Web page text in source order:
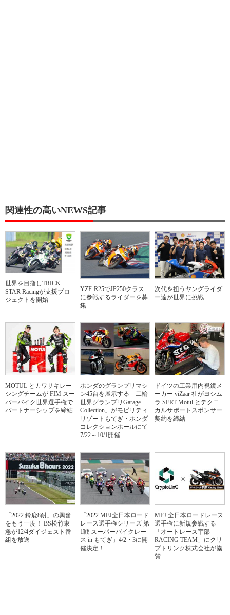
関連性の高いNEWS記事
世界を目指しTRICK
STAR Racingが支援プロ
ジェクトを開始
YZF-R25でJP250クラス
に参戦するライダーを募
集
次代を担うヤングライダ
ー達が世界に挑戦
MOTUL とカワサキレー
シングチームが FIM スー
パーバイク世界選手権で
パートナーシップを締結
ホンダのグランプリマシ
ン45台を展示する「二輪
世界グランプリGarage
Collection」がモビリティ
リゾートもてぎ・ホンダ
コレクションホールにて
7/22～10/1開催
ドイツの工業用内視鏡メ
ーカー viZaar 社がヨシム
ラ SERT Motul とテクニ
カルサポートスポンサー
契約を締結
「2022 鈴鹿8耐」の興奮
をもう一度！ BS松竹東
急が12/4ダイジェスト番
組を放送
「2022 MFJ全日本ロード
レース選手権シリーズ 第
1戦 スーパーバイクレー
ス in もてぎ」4/2・3に開
催決定！
MFJ 全日本ロードレース
選手権に新規参戦する
「オートレース宇部
RACING TEAM」にクリ
プトリンク株式会社が協
賛